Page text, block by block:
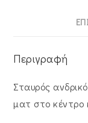
Περιγραφή
Σταυρός
ματ στο κέντρο